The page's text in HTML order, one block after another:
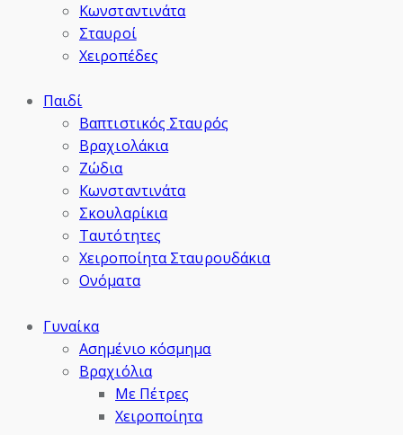
Κωνσταντινάτα
Σταυροί
Χειροπέδες
Παιδί
Βαπτιστικός Σταυρός
Βραχιολάκια
Ζώδια
Κωνσταντινάτα
Σκουλαρίκια
Ταυτότητες
Χειροποίητα Σταυρουδάκια
Ονόματα
Γυναίκα
Ασημένιο κόσμημα
Βραχιόλια
Με Πέτρες
Χειροποίητα